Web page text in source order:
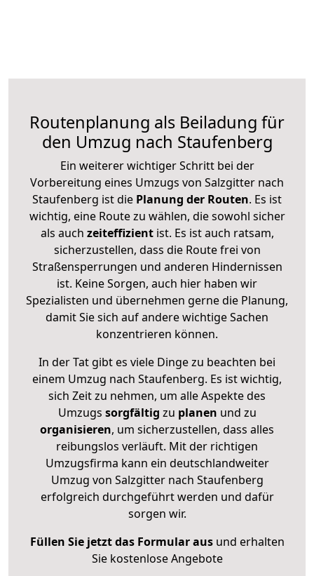
Routenplanung als Beiladung für
den Umzug nach Staufenberg
Ein weiterer wichtiger Schritt bei der
Vorbereitung eines Umzugs von Salzgitter nach
Staufenberg ist die Planung der Routen. Es ist
wichtig, eine Route zu wählen, die sowohl sicher
als auch zeiteffizientist. Es ist auch ratsam,
sicherzustellen, dass die Route frei von
Straßensperrungen und anderen Hindernissen
ist. Keine Sorgen, auch hier haben wir
Spezialisten und übernehmen gerne die Planung,
damit Sie sich auf andere wichtige Sachen
konzentrieren können.
In der Tat gibt es viele Dinge zu beachten bei
einem Umzug nach Staufenberg. Es ist wichtig,
sich Zeit zu nehmen, um alle Aspekte des
Umzugs sorgfältig zu planen und zu
organisieren, um sicherzustellen, dass alles
reibungslos verläuft. Mit der richtigen
Umzugsfirma kann ein deutschlandweiter
Umzug von Salzgitter nach Staufenberg
erfolgreich durchgeführt werden und dafür
sorgen wir.
Füllen Sie jetzt das Formular ausund erhalten
Sie kostenlose Angebote